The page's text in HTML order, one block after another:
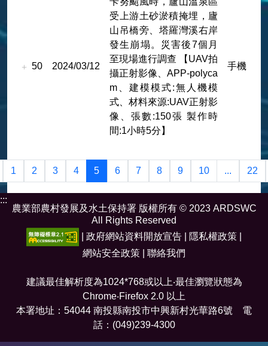
50 2024/03/12
受上游土砂淤積掩埋，廬
山吊橋旁、塔羅灣溪右岸
發生崩塌。災害後7個月
至現場進行調查 【UAV拍
攝正射影像、APP-polyca
m、建模模式:無人機模
式、材料來源:UAV正射影
像、張數:150張 製作時
間:1小時5分】
手機
1 2 3 4 5 6 7 8 9 10 ... 22
:::
農業部農村發展及水土保持署 版權所有 © 2023 ARDSWC
All Rights Reserved
政府網站資料開放宣告 隱私權政策
網站安全政策
聯絡我們
建議最佳解析度為1024*768或以上‧最佳瀏覽狀態為
Chrome‧Firefox 2.0 以上
本署地址：54044 南投縣南投市中興新村光華路6號 電
話：(049)239-4300